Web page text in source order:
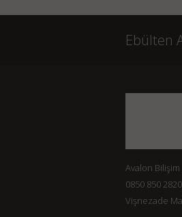
Ebülten
Avalon
0850 850 2820
Vişnezade